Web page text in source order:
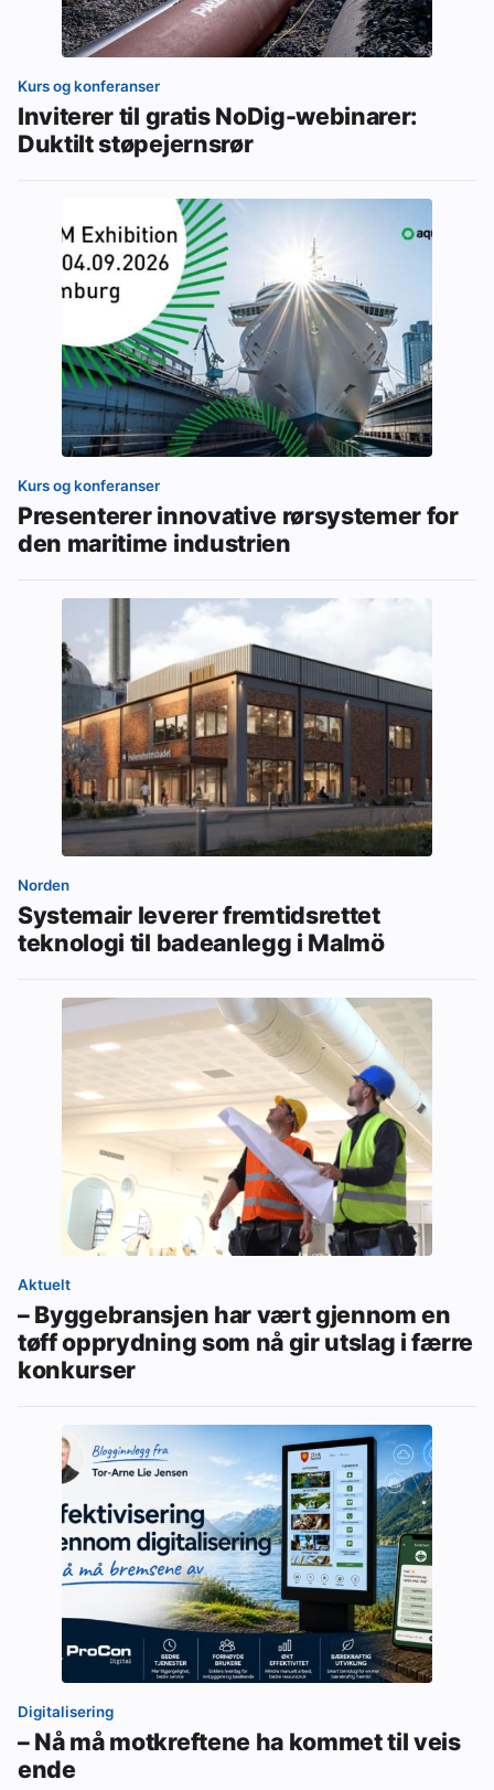
Kurs og konferanser
Inviterer til gratis NoDig-webinarer:
Duktilt støpejernsrør
Kurs og konferanser
Presenterer innovative rørsystemer for
den maritime industrien
Norden
Systemair leverer fremtidsrettet
teknologi til badeanlegg i Malmö
Aktuelt
– Byggebransjen har vært gjennom en
tøff opprydning som nå gir utslag i færre
konkurser
Digitalisering
– Nå må motkreftene ha kommet til veis
ende